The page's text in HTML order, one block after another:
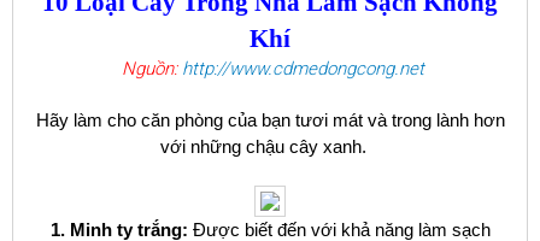
Khí
Nguồn: http://www.cdmedongcong.net
Hãy làm cho căn phòng của bạn tươi mát và trong lành hơn
với những chậu cây xanh.
1. Minh ty trắng: Được biết đến với khả năng làm sạch